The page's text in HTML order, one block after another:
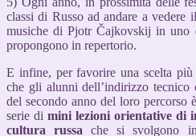
classi di Russo ad andare a vedere
musiche di Pjotr Čajkovskij in uno
propongono in repertorio.
E infine, per favorire una scelta più
che gli alunni dell’indirizzo tecnico
del secondo anno del loro percorso
serie di mini lezioni orientative di
cultura russache si svolgono